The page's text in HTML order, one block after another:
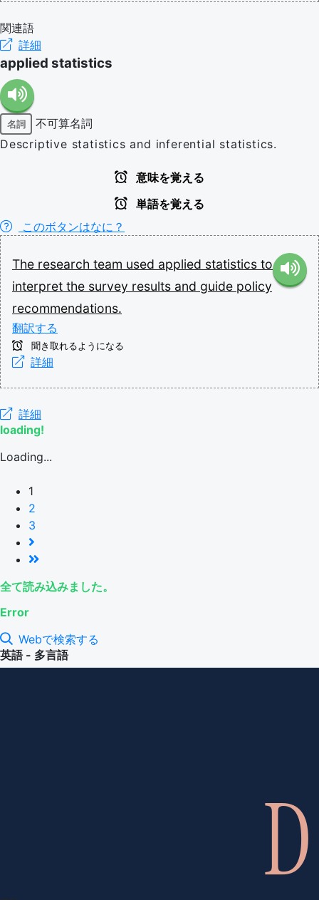
関連語
詳細
applied statistics
名詞
不可算名詞
Descriptive statistics and inferential statistics.
意味を覚える
単語を覚える
このボタンはなに？
The research team used applied statistics to
interpret the survey results and guide policy
recommendations.
翻訳する
聞き取れるようになる
詳細
詳細
loading!
Loading...
1
2
3
全て読み込みました。
Error
Webで検索する
英語 - 多言語